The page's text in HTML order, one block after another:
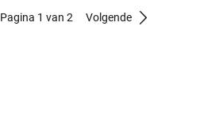
Pagina 1 van 2 Volgende